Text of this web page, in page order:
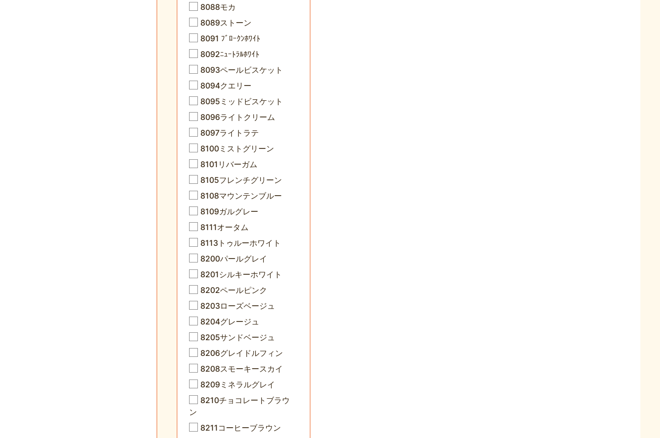
8088モカ
8089ストーン
8091 ﾌﾞﾛｰｸﾝﾎﾜｲﾄ
8092ﾆｭｰﾄﾗﾙﾎﾜｲﾄ
8093ペールビスケット
8094クエリー
8095ミッドビスケット
8096ライトクリーム
8097ライトラテ
8100ミストグリーン
8101リバーガム
8105フレンチグリーン
8108マウンテンブルー
8109ガルグレー
8111オータム
8113トゥルーホワイト
8200パールグレイ
8201シルキーホワイト
8202ペールピンク
8203ローズベージュ
8204グレージュ
8205サンドベージュ
8206グレイドルフィン
8208スモーキースカイ
8209ミネラルグレイ
8210チョコレートブラウ
ン
8211コーヒーブラウン